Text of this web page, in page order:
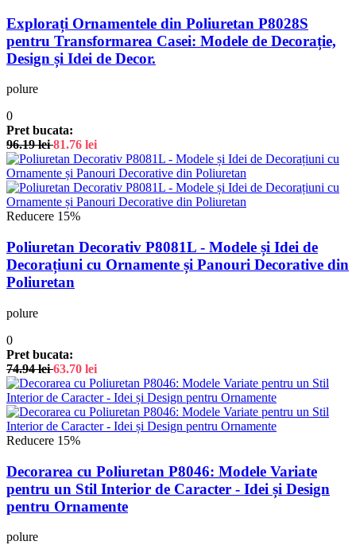
Explorați Ornamentele din Poliuretan P8028S
pentru Transformarea Casei: Modele de Decorație,
Design și Idei de Decor.
polure
0
Pret bucata:
96.19lei 81.76 lei
Reducere 15%
Poliuretan Decorativ P8081L - Modele și Idei de
Decorațiuni cu Ornamente și Panouri Decorative din
Poliuretan
polure
0
Pret bucata:
74.94lei 63.70 lei
Reducere 15%
Decorarea cu Poliuretan P8046: Modele Variate
pentru un Stil Interior de Caracter - Idei și Design
pentru Ornamente
polure